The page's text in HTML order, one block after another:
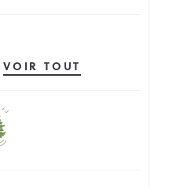
VOIR TOUT